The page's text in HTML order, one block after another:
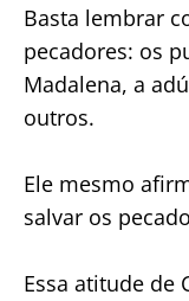
Basta lembrar
pecadores: os
Madalena, a
outros.
Ele mesmo
salvar os
Essa atitude de